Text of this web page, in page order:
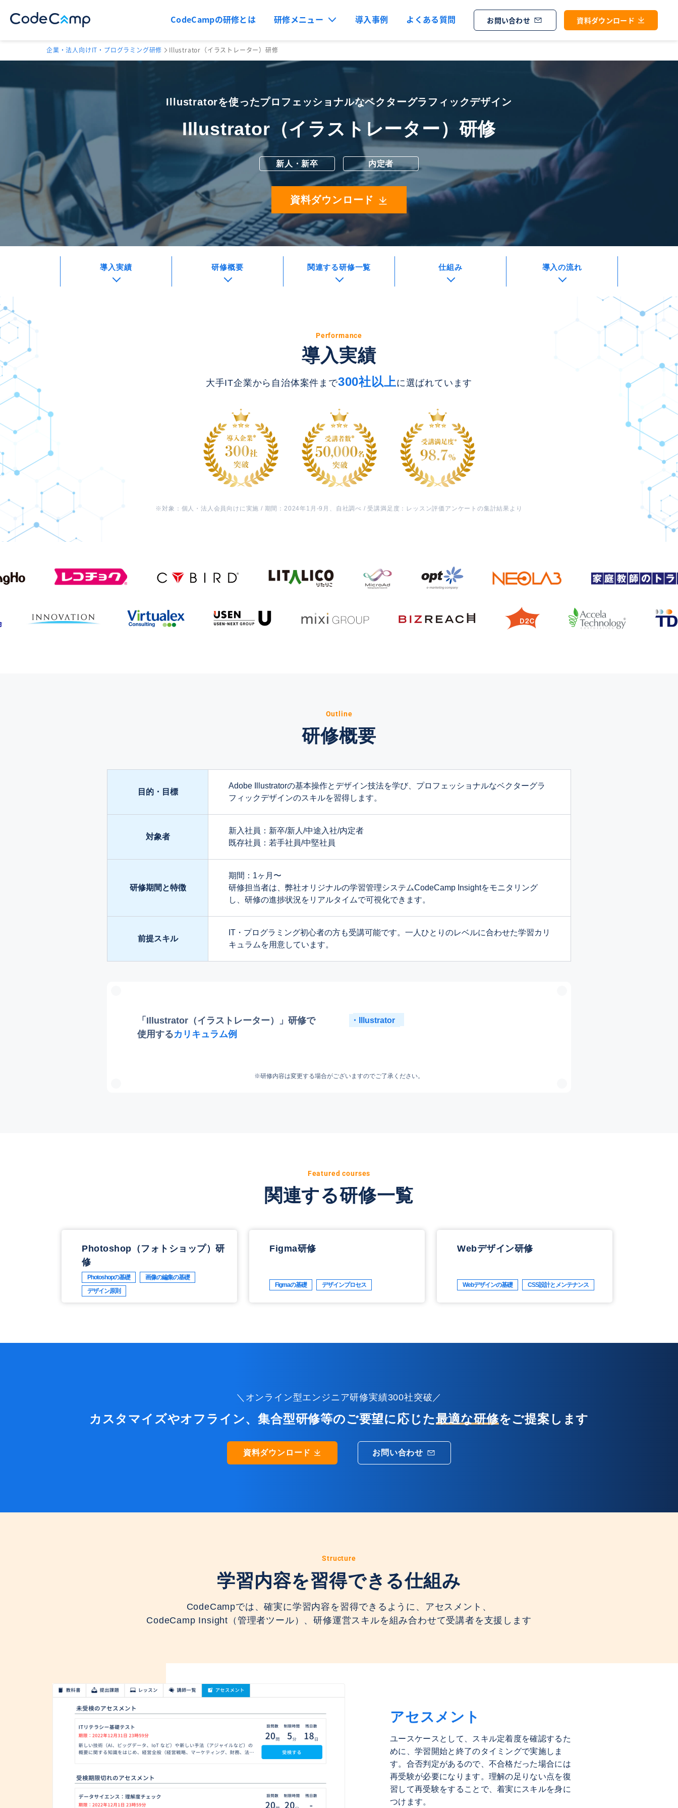
CodeCampの研修とは 研修メニュー 導入事例 よくある質問 お問い合わせ 資料ダウンロード
企業・法人向けIT・プログラミング研修 Illustrator（イラストレーター）研修
Illustratorを使ったプロフェッショナルなベクターグラフィックデザイン
Illustrator（イラストレーター）研修
新人・新卒 内定者
資料ダウンロード
導入実績 研修概要 関連する研修一覧 仕組み 導入の流れ
Performance
導入実績
大手IT企業から自治体案件まで300社以上に選ばれています
対象：個人・法人会員向けに実施 / 期間：2024年1月-9月、自社調べ / 受講満足度：レッスン評価アンケートの集計結果より
Outline
研修概要
目的・目標
Adobe Illustratorの基本操作とデザイン技法を学び、プロフェッショナルなベクターグラ
フィックデザインのスキルを習得します。
対象者
新入社員：新卒/新人/中途入社/内定者
既存社員：若手社員/中堅社員
研修期間と特徴
期間：1ヶ月〜
研修担当者は、弊社オリジナルの学習管理システムCodeCamp Insightをモニタリング
し、研修の進捗状況をリアルタイムで可視化できます。
前提スキル
IT・プログラミング初心者の方も受講可能です。一人ひとりのレベルに合わせた学習カリ
キュラムを用意しています。
「Illustrator（イラストレーター）」研修で
使用するカリキュラム例
Illustrator
研修内容は変更する場合がございますのでご了承ください。
Featured courses
関連する研修一覧
Photoshop（フォトショップ）研
修
Photoshopの基礎
画像の編集の基礎
デザイン原則
Figma研修
Figmaの基礎 デザインプロセス
Webデザイン研修
Webデザインの基礎 CSS設計とメンテナンス
＼オンライン型エンジニア研修実績300社突破／
カスタマイズやオフライン、集合型研修等のご要望に応じた最適な研修をご提案します
資料ダウンロード お問い合わせ
Structure
学習内容を習得できる仕組み
CodeCampでは、確実に学習内容を習得できるように、アセスメント、
CodeCamp Insight（管理者ツール）、研修運営スキルを組み合わせて受講者を支援します
アセスメント
ユースケースとして、スキル定着度を確認するた
めに、学習開始と終了のタイミングで実施しま
す。合否判定があるので、不合格だった場合には
再受験が必要になります。理解の足りない点を復
習して再受験をすることで、着実にスキルを身に
つけます。